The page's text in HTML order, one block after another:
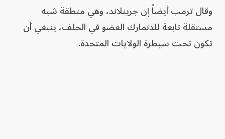
وقال ترمب أيضاً إن جرينلاند، وهي منطقة شبه
مستقلة تابعة للدنمارك العضو في الحلف، ينبغي أن
تكون تحت سيطرة الولايات المتحدة.